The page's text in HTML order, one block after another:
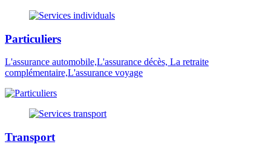
Particuliers
L'assurance automobile,L'assurance décès, La retraite
complémentaire,L'assurance voyage
Transport